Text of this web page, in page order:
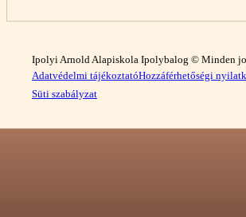
Ipolyi Arnold Alapiskola Ipolybalog © Minden
Adatvédelmi tájékoztatóHozzáférhetőségi
Süti szabályzat